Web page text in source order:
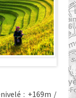
: +169m /